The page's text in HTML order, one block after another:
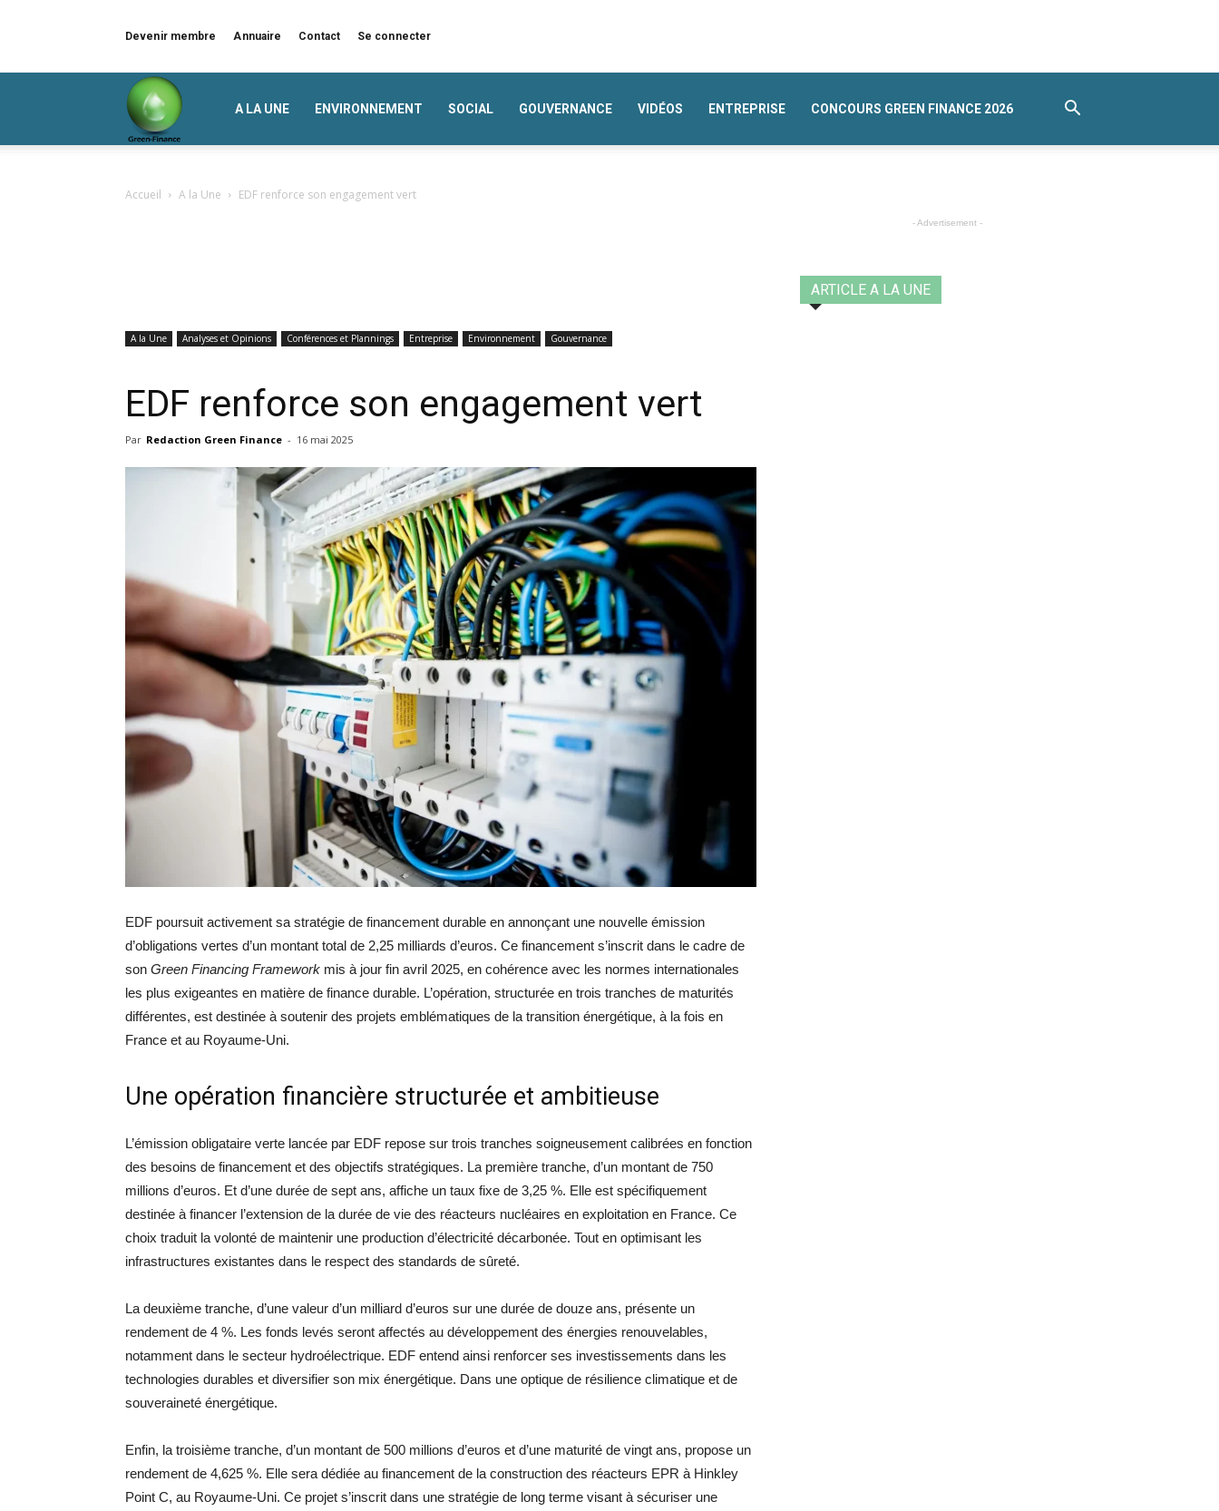
Devenir membre Annuaire Contact Se connecter
A LA UNE ENVIRONNEMENT SOCIAL GOUVERNANCE VIDÉOS ENTREPRISE CONCOURS GREEN FINANCE 2026
Accueil A la Une EDF renforce son engagement vert
A la Une Analyses et Opinions Conférences et Plannings Entreprise Environnement Gouvernance
EDF renforce son engagement vert
Par Redaction Green Finance - 16 mai 2025
EDF poursuit activement sa stratégie de financement durable en annonçant une nouvelle émission
d’obligations vertes d’un montant total de 2,25 milliards d’euros. Ce financement s’inscrit dans le cadre de
son Green Financing Framework mis à jour fin avril 2025, en cohérence avec les normes internationales
les plus exigeantes en matière de finance durable. L’opération, structurée en trois tranches de maturités
différentes, est destinée à soutenir des projets emblématiques de la transition énergétique, à la fois en
France et au Royaume-Uni.
Une opération financière structurée et ambitieuse
L’émission obligataire verte lancée par EDF repose sur trois tranches soigneusement calibrées en fonction
des besoins de financement et des objectifs stratégiques. La première tranche, d’un montant de 750
millions d’euros. Et d’une durée de sept ans, affiche un taux fixe de 3,25 %. Elle est spécifiquement
destinée à financer l’extension de la durée de vie des réacteurs nucléaires en exploitation en France. Ce
choix traduit la volonté de maintenir une production d’électricité décarbonée. Tout en optimisant les
infrastructures existantes dans le respect des standards de sûreté.
La deuxième tranche, d’une valeur d’un milliard d’euros sur une durée de douze ans, présente un
rendement de 4 %. Les fonds levés seront affectés au développement des énergies renouvelables,
notamment dans le secteur hydroélectrique. EDF entend ainsi renforcer ses investissements dans les
technologies durables et diversifier son mix énergétique. Dans une optique de résilience climatique et de
souveraineté énergétique.
Enfin, la troisième tranche, d’un montant de 500 millions d’euros et d’une maturité de vingt ans, propose un
rendement de 4,625 %. Elle sera dédiée au financement de la construction des réacteurs EPR à Hinkley
Point C, au Royaume-Uni. Ce projet s’inscrit dans une stratégie de long terme visant à sécuriser une
- Advertisement -
ARTICLE A LA UNE